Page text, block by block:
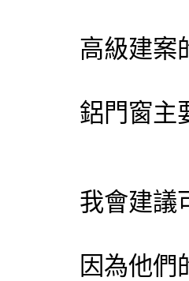
高級建案
鋁門窗主
我會建議
因為他們